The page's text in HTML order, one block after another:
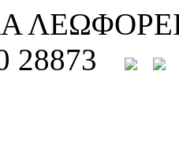
28873